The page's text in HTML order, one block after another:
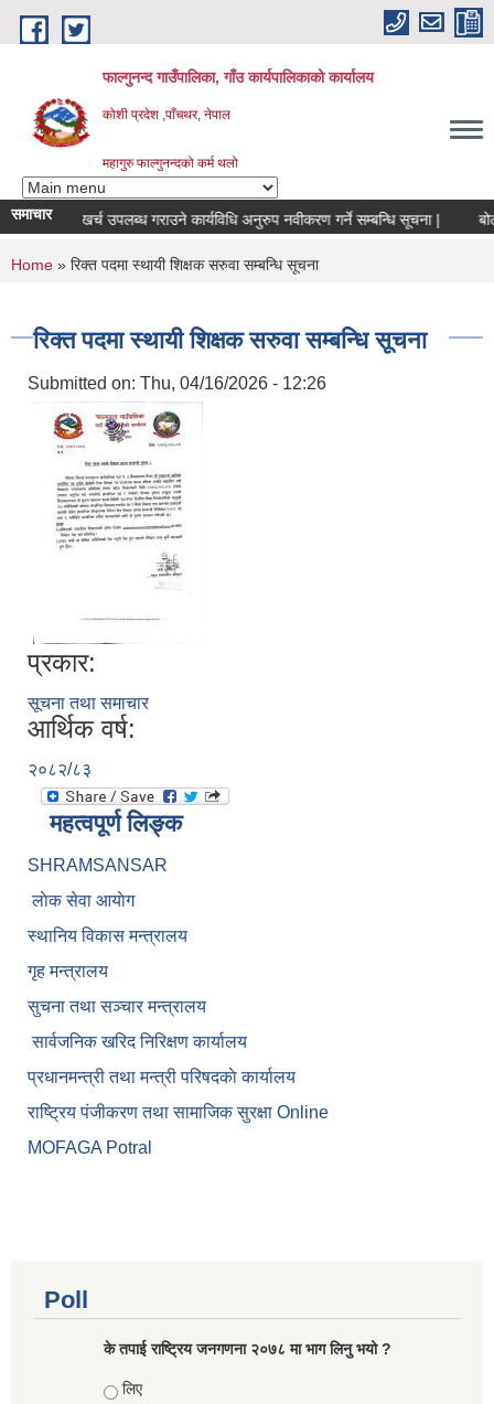
Skip to main content
फाल्गुनन्द गाउँपालिका, गाँउ कार्यपालिकाको कार्यालय
कोशी प्रदेश ,पाँचथर, नेपाल
महागुरु फाल्गुनन्दको कर्म थलो
समाचारमासिक खर्च उपलब्ध गराउने कार्यविधि अनुरुप नवीकरण गर्ने सम्बन्धि सूचना |
You are here
Home » रिक्त पदमा स्थायी शिक्षक सरुवा सम्बन्धि सूचना
रिक्त पदमा स्थायी शिक्षक सरुवा सम्बन्धि सूचना
Submitted on: Thu, 04/16/2026 - 12:26
प्रकार:
सूचना तथा समाचार
आर्थिक वर्ष:
२०८२/८३
महत्वपूर्ण लिङ्क
SHRAMSANSAR
लाेक सेवा आयाेग
स्थानिय विकास मन्त्रालय
गृह मन्त्रालय
सुचना तथा सञ्चार मन्त्रालय
सार्वजनिक खरिद निरिक्षण कार्यालय
प्रधानमन्त्री तथा मन्त्री परिषदकाे कार्यालय
राष्ट्रिय पंजीकरण तथा सामाजिक सुरक्षा Online
MOFAGA Potral
Poll
के तपाई राष्ट्रिय जनगणना २०७८ मा भाग लिनु भयो ?
Choices
लिए